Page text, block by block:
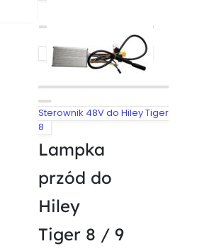
Sterownik 48V do Hiley Tiger
8
Lampka
przód do
Hiley
Tiger 8 / 9